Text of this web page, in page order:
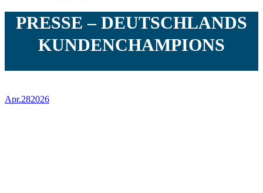
PRESSE – DEUTSCHLANDS
KUNDENCHAMPIONS
Apr.282026